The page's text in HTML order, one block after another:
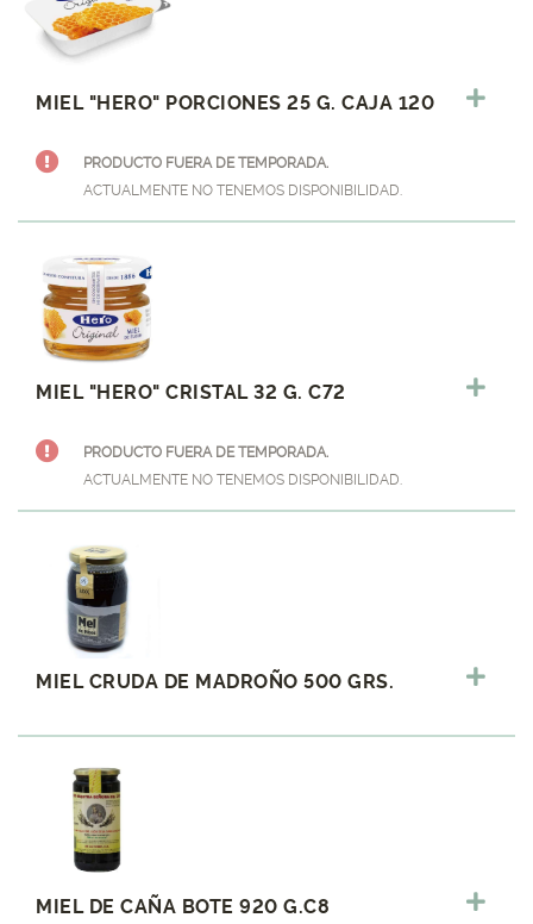
MIEL "HERO" PORCIONES 25 G. CAJA 120
PRODUCTO FUERA DE TEMPORADA.
ACTUALMENTE NO TENEMOS DISPONIBILIDAD.
MIEL "HERO" CRISTAL 32 G. C72
PRODUCTO FUERA DE TEMPORADA.
ACTUALMENTE NO TENEMOS DISPONIBILIDAD.
MIEL CRUDA DE MADROÑO 500 GRS.
MIEL DE CAÑA BOTE 920 G.C8